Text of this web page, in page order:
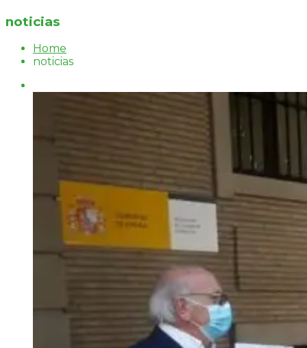
noticias
Home
noticias